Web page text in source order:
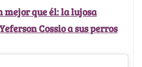
mejor que él: la lujosa
Cossio a sus perros